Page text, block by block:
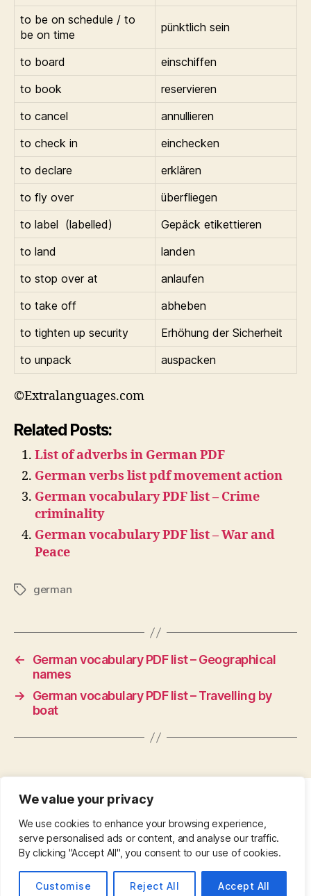
We value your privacy
We use cookies to enhance your browsing experience,
serve personalised ads or content, and analyse our traffic.
By clicking "Accept All", you consent to our use of cookies.
Customise Reject All Accept All
to be on schedule / to
be on time
pünktlich sein
to board
einschiffen
to book
reservieren
to cancel
annullieren
to check in
einchecken
to declare
erklären
to fly over
überfliegen
to label (labelled)
Gepäck etikettieren
to land
landen
to stop over at
anlaufen
to take off
abheben
to tighten up security
Erhöhung der Sicherheit
to unpack
auspacken
©Extralanguages.com
Related Posts:
List of adverbs in German PDF
German verbs list pdf movement action
German vocabulary PDF list – Crime
criminality
German vocabulary PDF list – War and
Peace
Tagsgerman
←
German vocabulary PDF list – Geographical
names
→
German vocabulary PDF list – Travelling by
boat
CONTACT •ABOUT•PRIVACY POLICY
COPYRIGHT •PINTEREST
© 2026